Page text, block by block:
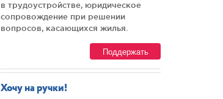
в трудоустройстве, юридическое
сопровождение при решении
вопросов, касающихся жилья.
Поддержать
Хочу на ручки!